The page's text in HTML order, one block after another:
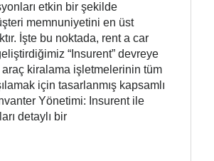
etkin bir şekilde
memnuniyetini en üst
İşte bu noktada, rent a car
“Insurent” devreye
kiralama işletmelerinin tüm
için tasarlanmış kapsamlı
Yönetimi: Insurent ile
detaylı bir